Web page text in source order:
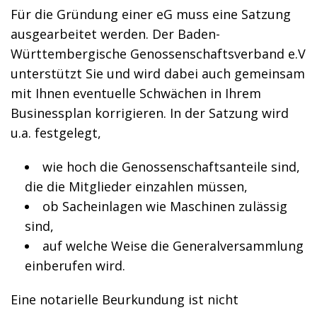
Für die Gründung einer eG muss eine Satzung
ausgearbeitet werden. Der Baden-
Württembergische Genossenschaftsverband e.V
unterstützt Sie und wird dabei auch gemeinsam
mit Ihnen eventuelle Schwächen in Ihrem
Businessplan korrigieren. In der Satzung wird
u.a. festgelegt,
wie hoch die Genossenschaftsanteile sind,
die die Mitglieder einzahlen müssen,
ob Sacheinlagen wie Maschinen zulässig
sind,
auf welche Weise die Generalversammlung
einberufen wird.
Eine notarielle Beurkundung ist nicht